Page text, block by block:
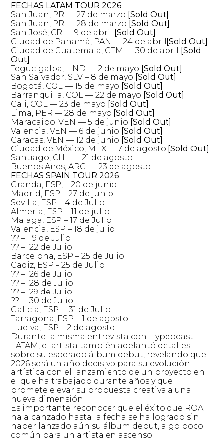
FECHAS LATAM TOUR 2026
San Juan, PR — 27 de marzo [Sold Out]
San Juan, PR — 28 de marzo [Sold Out]
San José, CR — 9 de abril
[Sold Out]
Ciudad de Panamá, PAN — 24 de abril [Sold Out]
Ciudad de Guatemala, GTM — 30 de abril
[Sold
Out]
Tegucigalpa, HND — 2 de mayo [Sold Out]
San Salvador, SLV – 8 de mayo [Sold Out]
Bogotá, COL — 15 de mayo [Sold Out]
Barranquilla, COL — 22 de mayo [Sold Out]
Cali, COL — 23 de mayo [Sold Out]
Lima, PER — 28 de mayo [Sold Out]
Maracaibo, VEN — 5 de junio [Sold Out]
Valencia, VEN — 6 de junio [Sold Out]
Caracas, VEN — 12 de junio [Sold Out]
Ciudad de México, MEX — 7 de agosto [Sold Out]
Santiago, CHL — 21 de agosto
Buenos Aires, ARG — 23 de agosto
FECHAS SPAIN TOUR 2026
Granda, ESP, – 20 de junio
Madrid, ESP – 27 de junio
Sevilla, ESP – 4 de Julio
Almeria, ESP – 11 de julio
Malaga, ESP – 17 de Julio
Valencia, ESP – 18 de julio
?? – 19 de Julio
?? – 22 de Julio
Barcelona, ESP – 25 de Julio
Cadiz, ESP – 25 de Julio
?? – 26 de Julio
?? – 28 de Julio
?? – 29 de Julio
?? – 30 de Julio
Galicia, ESP – 31 de Julio
Tarragona, ESP – 1 de agosto
Huelva, ESP – 2 de agosto
Durante la misma entrevista con Hypebeast
LATAM, el artista también adelantó detalles
sobre su esperado álbum debut, revelando que
2026 será un año decisivo para su evolución
artística con el lanzamiento de un proyecto en
el que ha trabajado durante años y que
promete elevar su propuesta creativa a una
nueva dimensión.
Es importante reconocer que el éxito que ROA
ha alcanzado hasta la fecha se ha logrado sin
haber lanzado aún su álbum debut, algo poco
común para un artista en ascenso.